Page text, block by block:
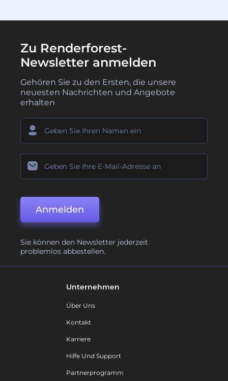
Zu Renderforest-
Newsletter anmelden
Gehören Sie zu den Ersten, die unsere
neuesten Nachrichten und Angebote
erhalten
Anmelden
Sie können den Newsletter jederzeit
problemlos abbestellen.
Unternehmen
Über Uns
Kontakt
Karriere
Hilfe Und Support
Partnerprogramm